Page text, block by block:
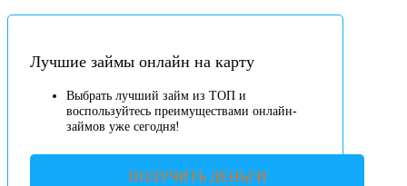
Лучшие займы онлайн на карту
Выбрать лучший займ из ТОП и
воспользуйтесь преимуществами онлайн-
займов уже сегодня!
ПОЛУЧИТЬ ДЕНЬГИ